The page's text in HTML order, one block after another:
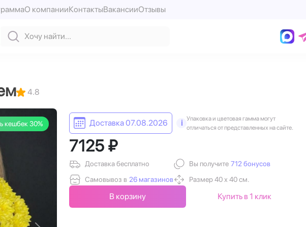
О компанииКонтактыВакансииОтзывы
4.8
кешбек 30% Доставка 07.08.2026 i
Упаковка и цветовая гамма могут
отличаться от представленных на сайте.
7125 ₽
Доставка бесплатно
Самовывоз в 26 магазинов
Вы получите 712 бонусов
Размер 40 х 40 см.
В корзину Купить в 1 клик